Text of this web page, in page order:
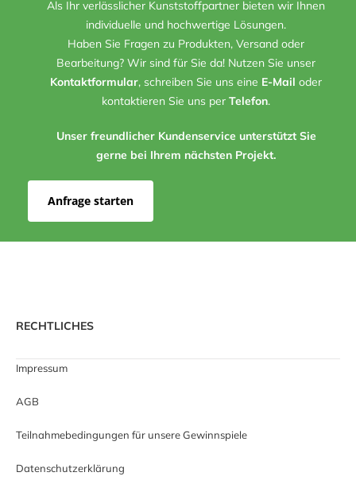
Als Ihr verlässlicher Kunststoffpartner bieten wir Ihnen
individuelle und hochwertige Lösungen.
Haben Sie Fragen zu Produkten, Versand oder
Bearbeitung? Wir sind für Sie da! Nutzen Sie unser
Kontaktformular, schreiben Sie uns eine E-Mail oder
kontaktieren Sie uns per Telefon.
Unser freundlicher Kundenservice unterstützt Sie
gerne bei Ihrem nächsten Projekt.
Anfrage starten
RECHTLICHES
Impressum
AGB
Teilnahmebedingungen für unsere Gewinnspiele
Datenschutzerklärung